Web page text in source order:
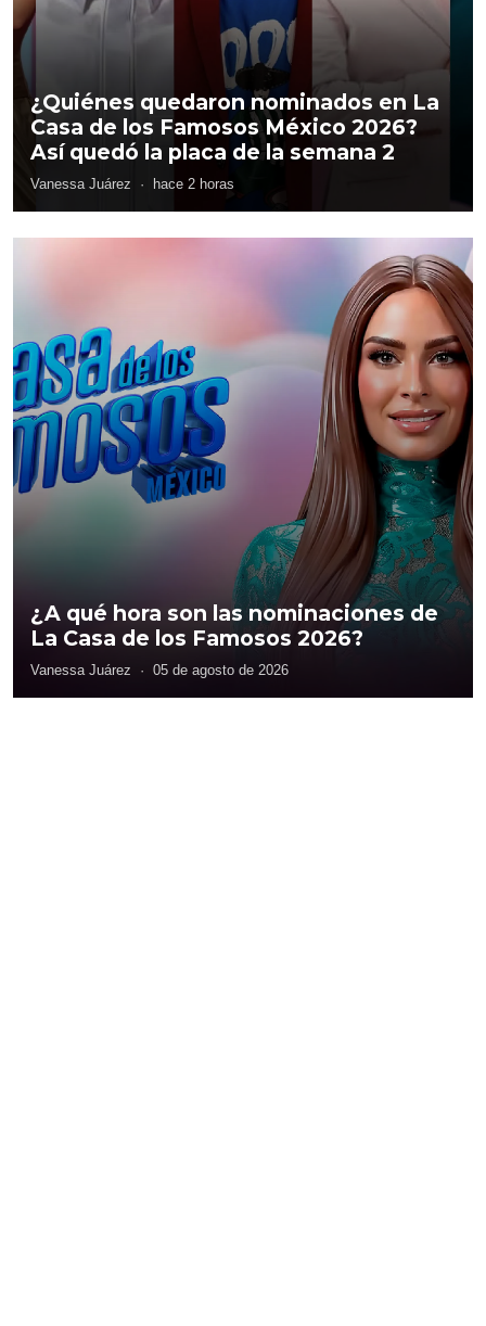
¿Quiénes quedaron nominados en La
Casa de los Famosos México 2026?
Así quedó la placa de la semana 2
Vanessa Juárez · hace 2 horas
¿A qué hora son las nominaciones de
La Casa de los Famosos 2026?
Vanessa Juárez · 05 de agosto de 2026